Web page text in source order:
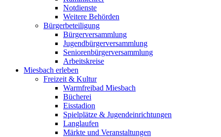
Notdienste
Weitere Behörden
Bürgerbeteiligung
Bürgerversammlung
Jugendbürgerversammlung
Seniorenbürgerversammlung
Arbeitskreise
Miesbach erleben
Freizeit & Kultur
Warmfreibad Miesbach
Bücherei
Eisstadion
Spielplätze & Jugendeinrichtungen
Langlaufen
Märkte und Veranstaltungen